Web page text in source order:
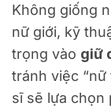
Không giống
nữ giới, kỹ
trọng vào giữ
tránh việc “nữ
sĩ sẽ lựa chọn